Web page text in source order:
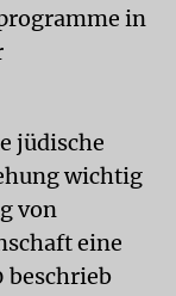
in
jüdische
wichtig
von
eine
beschrieb